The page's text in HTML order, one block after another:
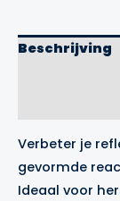
Beschrijving
Verbeter je
gevormde
Ideaal voor